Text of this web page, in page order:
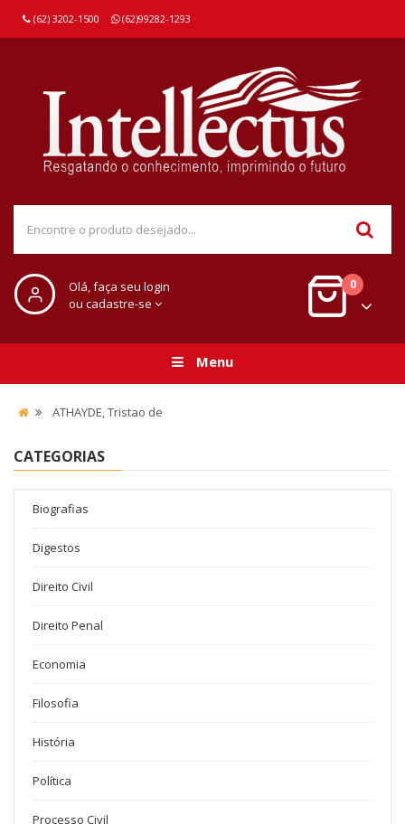
(62) 3202-1500 (62)99282-1293
Olá, faça seu login
ou cadastre-se
0
Menu
ATHAYDE, Tristao de
CATEGORIAS
Biografias
Digestos
Direito Civil
Direito Penal
Economia
Filosofia
História
Política
Processo Civil